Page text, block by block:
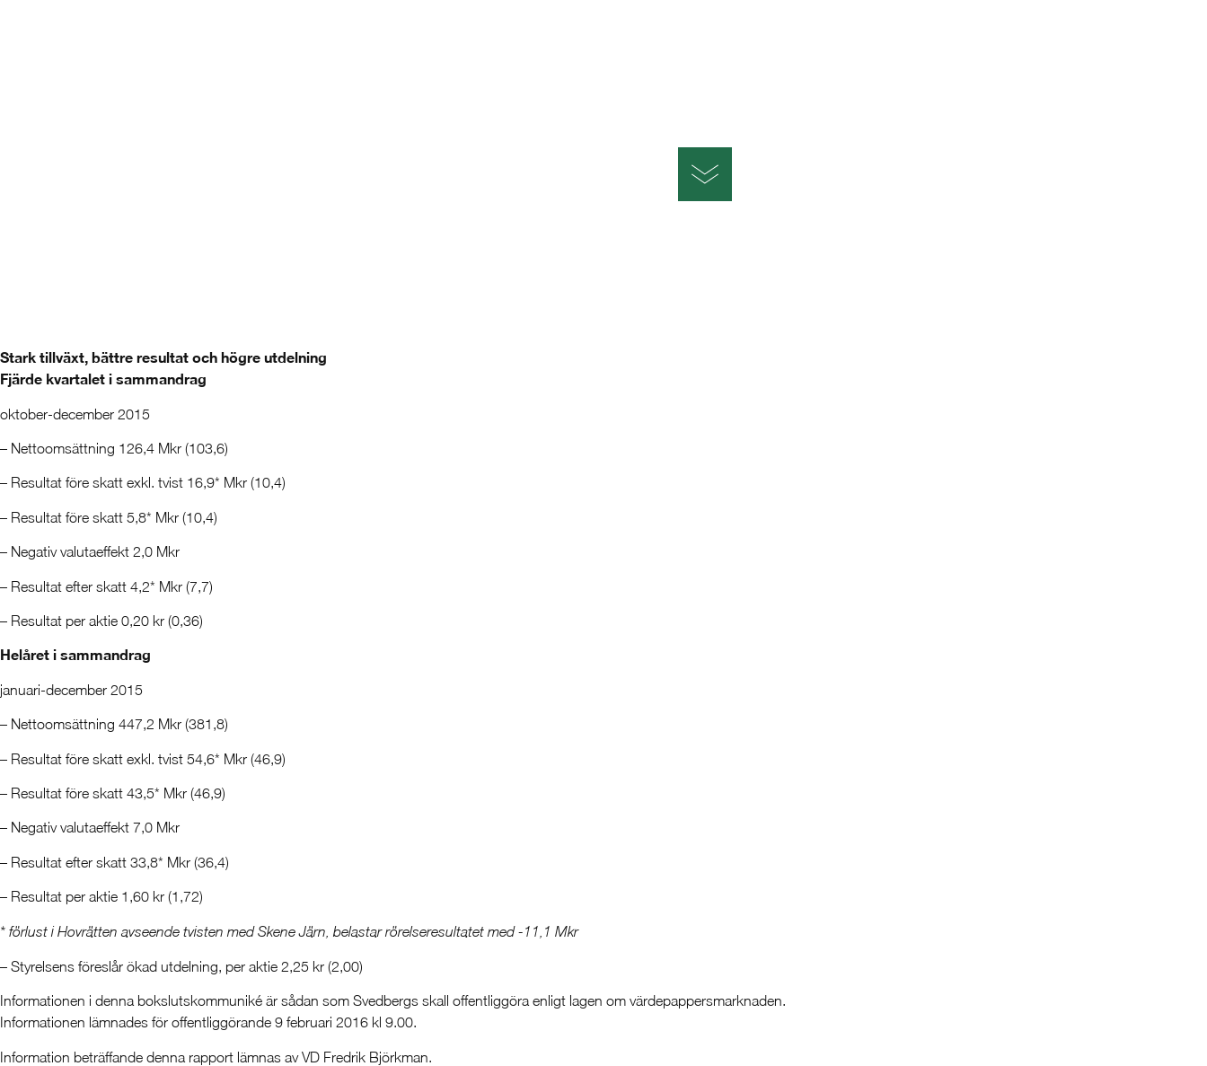
Stark tillväxt, bättre resultat och högre utdelning
Fjärde kvartalet i sammandrag
oktober-december 2015
– Nettoomsättning 126,4 Mkr (103,6)
– Resultat före skatt exkl. tvist 16,9* Mkr (10,4)
– Resultat före skatt 5,8* Mkr (10,4)
– Negativ valutaeffekt 2,0 Mkr
– Resultat efter skatt 4,2* Mkr (7,7)
– Resultat per aktie 0,20 kr (0,36)
Helåret i sammandrag
januari-december 2015
– Nettoomsättning 447,2 Mkr (381,8)
– Resultat före skatt exkl. tvist 54,6* Mkr (46,9)
– Resultat före skatt 43,5* Mkr (46,9)
– Negativ valutaeffekt 7,0 Mkr
– Resultat efter skatt 33,8* Mkr (36,4)
– Resultat per aktie 1,60 kr (1,72)
* förlust i Hovrätten avseende tvisten med Skene Järn, belastar rörelseresultatet med -11,1 Mkr
– Styrelsens föreslår ökad utdelning, per aktie 2,25 kr (2,00)
Informationen i denna bokslutskommuniké är sådan som Svedbergs skall offentliggöra enligt lagen om värdepappersmarknaden.
Informationen lämnades för offentliggörande 9 februari 2016 kl 9.00.
Information beträffande denna rapport lämnas av VD Fredrik Björkman.